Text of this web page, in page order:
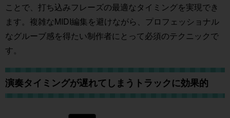
ことで、打ち込みフレーズの最適なタイミングを実現でき
ます。複雑なMIDI編集を避けながら、プロフェッショナル
なグルーブ感を得たい制作者にとって必須のテクニックで
す。
演奏タイミングが遅れてしまうトラックに効果的